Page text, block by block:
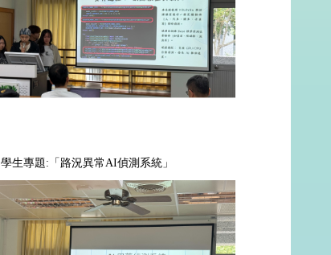
學生專題:「路況異常AI偵測系統」